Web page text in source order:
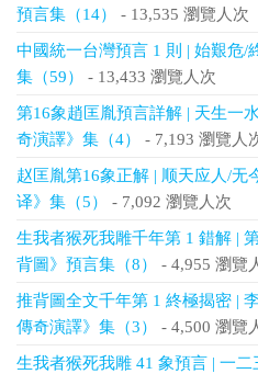
預言集（14）
- 13,535 瀏覽人次
中國統一台灣預言 1 則 | 始艱危/
集（59）
- 13,433 瀏覽人次
第16象趙匡胤預言詳解 | 天生一
奇演譯》集（4）
- 7,193 瀏覽人
赵匡胤第16象正解 | 顺天应人/无
译》集（5）
- 7,092 瀏覽人次
生我者猴死我雕千年第 1 錯解 |
背圖》預言集（8）
- 4,955 瀏覽
推背圖全文千年第 1 終極揭密 |
傳奇演譯》集（3）
- 4,500 瀏覽
生我者猴死我雕 41 象預言 | 一